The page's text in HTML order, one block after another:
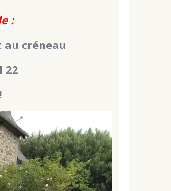
:
au créneau
22